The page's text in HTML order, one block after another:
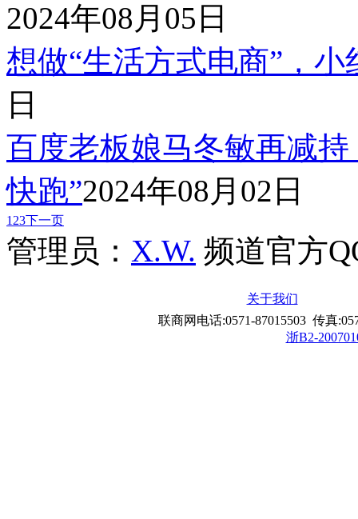
2024年08月05日
想做“生活方式电商”，
日
百度老板娘马冬敏再减
快跑”2024年08月02日
1 23下一页
管理员： X.W. 频道官方
关于我们
联商网电话:0571-87015503 传真
浙B2-